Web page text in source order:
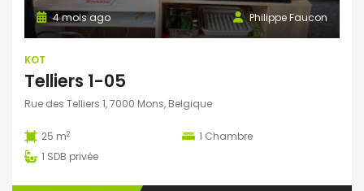
Philippe Faucon
4 mois ago
KOT
Telliers 1-05
Rue des Telliers 1, 7000 Mons, Belgique
25 m2 1 Chambre
1 SDB privée